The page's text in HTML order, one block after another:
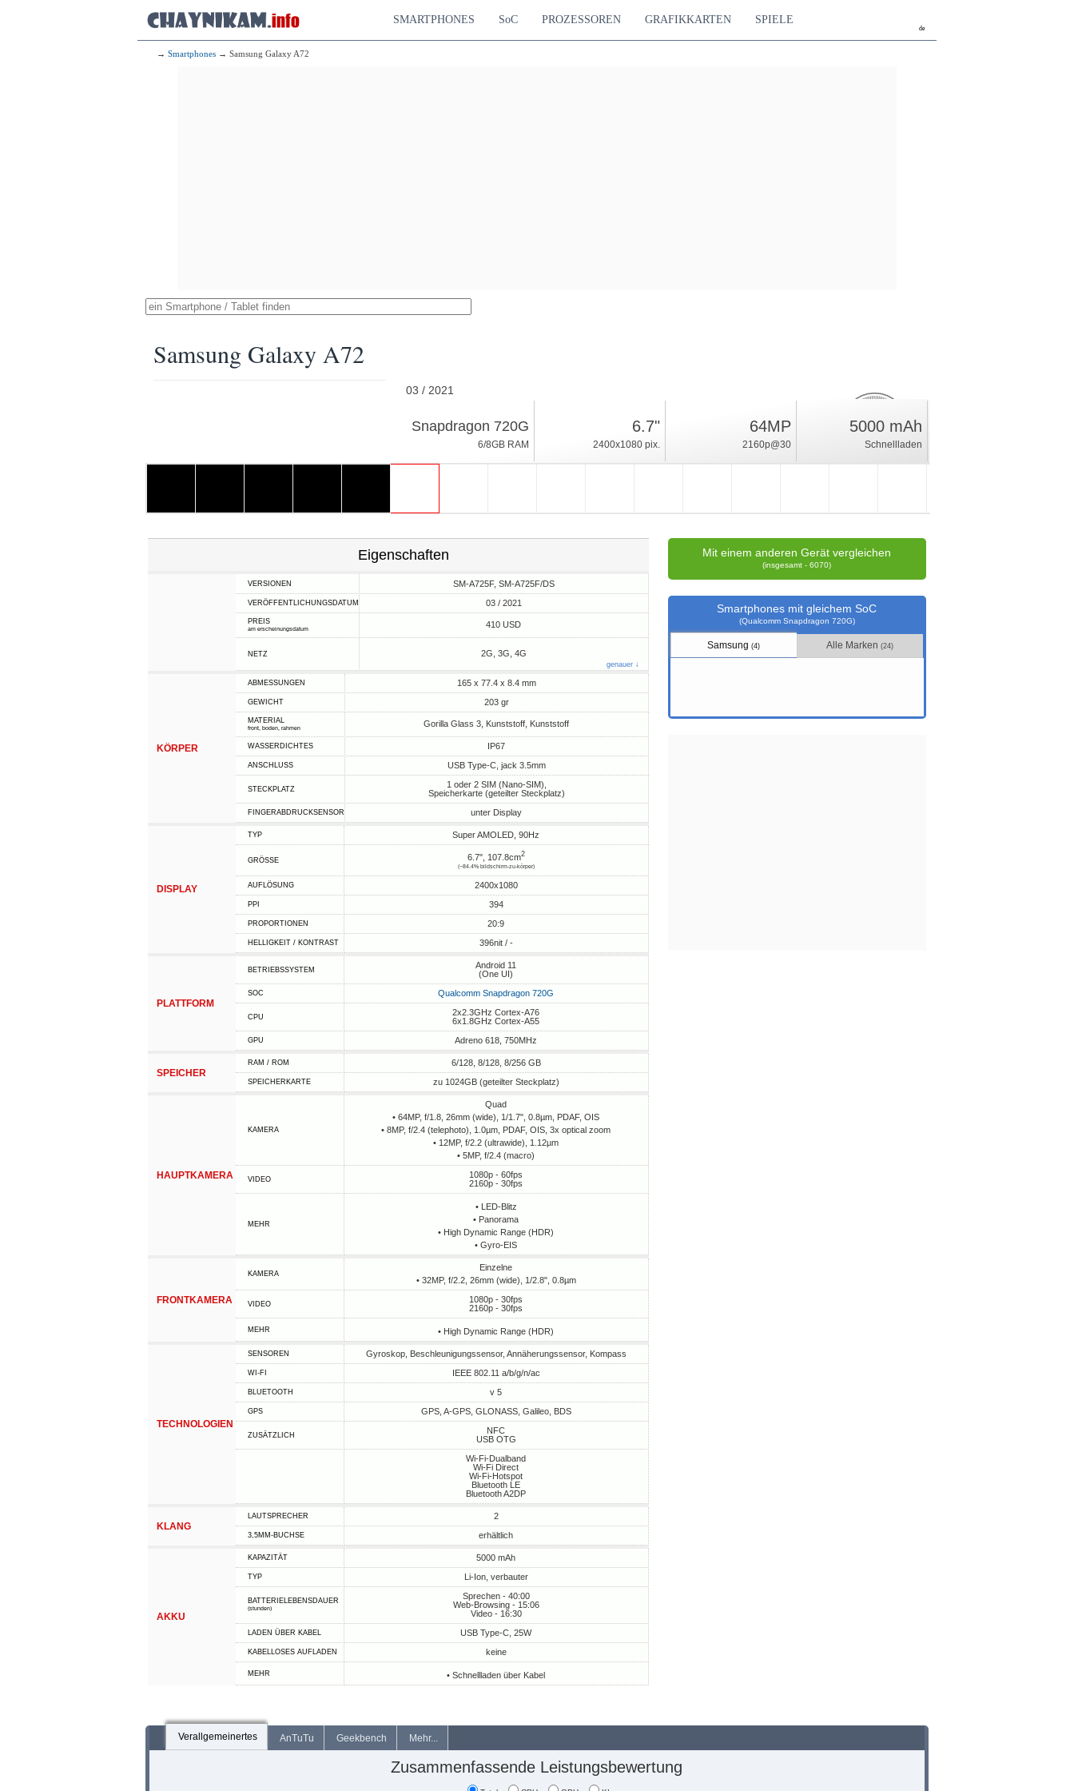
de
SMARTPHONES SoC PROZESSOREN GRAFIKKARTEN SPIELE
→ Smartphones → Samsung Galaxy A72
Samsung Galaxy A72
03 / 2021
Android 11, One UI
12.8
Wertung
Snapdragon 720G
6/8GB RAM
6.7"
2400x1080 pix.
64MP
2160p@30
5000 mAh
Schnellladen
Eigenschaften
VERSIONEN SM-A725F, SM-A725F/DS
VERÖFFENTLICHUNGSDATUM 03 / 2021
PREIS
am erscheinungsdatum 410 USD
NETZ 2G, 3G, 4G
genauer ↓
KÖRPER
ABMESSUNGEN 165 x 77.4 x 8.4 mm
GEWICHT 203 gr
MATERIAL
front, boden, rahmen Gorilla Glass 3, Kunststoff, Kunststoff
WASSERDICHTES IP67
ANSCHLUSS USB Type-C, jack 3.5mm
STECKPLATZ
1 oder 2 SIM (Nano-SIM),
Speicherkarte (geteilter Steckplatz)
FINGERABDRUCKSENSOR unter Display
DISPLAY
TYP Super AMOLED, 90Hz
GRÖSSE 6.7", 107.8cm2
(~84.4% bildschirm-zu-körper)
AUFLÖSUNG 2400x1080
PPI 394
PROPORTIONEN 20:9
HELLIGKEIT / KONTRAST 396nit / -
PLATTFORM
BETRIEBSSYSTEM
Android 11
(One UI)
SOC Qualcomm Snapdragon 720G
CPU
2x2.3GHz Cortex-A76
6x1.8GHz Cortex-A55
GPU Adreno 618, 750MHz
SPEICHER
RAM / ROM 6/128, 8/128, 8/256 GB
SPEICHERKARTE zu 1024GB (geteilter Steckplatz)
HAUPTKAMERA
KAMERA
Quad
• 64MP, f/1.8, 26mm (wide), 1/1.7", 0.8µm, PDAF, OIS
• 8MP, f/2.4 (telephoto), 1.0µm, PDAF, OIS, 3x optical zoom
• 12MP, f/2.2 (ultrawide), 1.12µm
• 5MP, f/2.4 (macro)
VIDEO
1080p - 60fps
2160p - 30fps
MEHR
• LED-Blitz
• Panorama
• High Dynamic Range (HDR)
• Gyro-EIS
FRONTKAMERA
KAMERA
Einzelne
• 32MP, f/2.2, 26mm (wide), 1/2.8", 0.8µm
VIDEO
1080p - 30fps
2160p - 30fps
MEHR • High Dynamic Range (HDR)
TECHNOLOGIEN
SENSOREN Gyroskop, Beschleunigungssensor, Annäherungssensor, Kompass
WI-FI IEEE 802.11 a/b/g/n/ac
BLUETOOTH v 5
GPS GPS, A-GPS, GLONASS, Galileo, BDS
ZUSÄTZLICH
NFC
USB OTG
Wi-Fi-Dualband
Wi-Fi Direct
Wi-Fi-Hotspot
Bluetooth LE
Bluetooth A2DP
KLANG
LAUTSPRECHER 2
3,5MM-BUCHSE erhältlich
AKKU
KAPAZITÄT 5000 mAh
TYP Li-Ion, verbauter
BATTERIELEBENSDAUER
(stunden)
Sprechen - 40:00
Web-Browsing - 15:06
Video - 16:30
LADEN ÜBER KABEL USB Type-C, 25W
KABELLOSES AUFLADEN keine
MEHR • Schnellladen über Kabel
Mit einem anderen Gerät vergleichen
(insgesamt - 6070)
Smartphones mit gleichem SoC
(Qualcomm Snapdragon 720G)
Samsung(4) Alle Marken(24)
Verallgemeinertes AnTuTu Geekbench Mehr...
Zusammenfassende Leistungsbewertung